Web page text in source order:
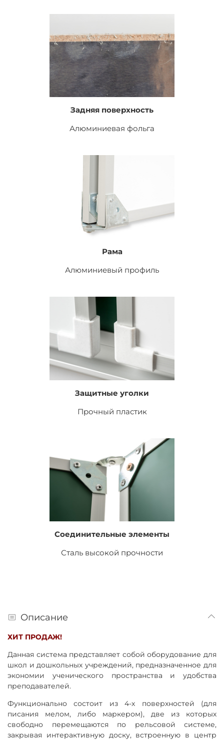
Задняя поверхность
Алюминиевая фольга
Рама
Алюминиевый профиль
Защитные уголки
Прочный пластик
Соединительные элементы
Сталь высокой прочности
Описание
ХИТ ПРОДАЖ!
Данная система представляет собой оборудование для
школ и дошкольных учреждений, предназначенное для
экономии ученического пространства и удобства
преподавателей.
Функционально состоит из 4-х поверхностей (для
писания мелом, либо маркером), две из которых
свободно перемещаются по рельсовой системе,
закрывая интерактивную доску, встроенную в центр